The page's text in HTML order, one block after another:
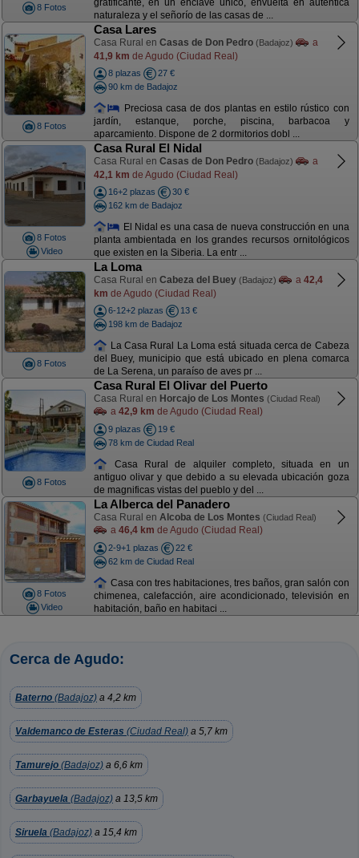
8 Fotos
gratificante, en un enclave único, envuelta en auténtica
naturaleza y el señorío de las casas de ...
8 Fotos
Casa Lares
Casa Rural en Casas de Don Pedro (Badajoz)
a
41,9 km de Agudo (Ciudad Real)
8 plazas
27 €
90 km de Badajoz
Preciosa casa de dos plantas en estilo rústico con
jardín, estanque, porche, piscina, barbacoa y
aparcamiento. Dispone de 2 dormitorios dobl ...
8 Fotos
Video
Casa Rural El Nidal
Casa Rural en Casas de Don Pedro (Badajoz)
a
42,1 km de Agudo (Ciudad Real)
16+2 plazas
30 €
162 km de Badajoz
El Nidal es una casa de nueva construcción en una
planta ambientada en los grandes recursos ornitológicos
que existen en la Siberia. La entr ...
8 Fotos
La Loma
Casa Rural en Cabeza del Buey (Badajoz) a 42,4
km de Agudo (Ciudad Real)
6-12+2 plazas
13 €
198 km de Badajoz
La Casa Rural La Loma está situada cerca de Cabeza
del Buey, municipio que está ubicado en plena comarca
de La Serena, un paraíso de aves pr ...
8 Fotos
Casa Rural El Olivar del Puerto
Casa Rural en Horcajo de Los Montes (Ciudad Real)
a 42,9 km de Agudo (Ciudad Real)
9 plazas
19 €
78 km de Ciudad Real
Casa Rural de alquiler completo, situada en un
antiguo olivar y que debido a su elevada ubicación goza
de magnificas vistas del pueblo y del ...
8 Fotos
Video
La Alberca del Panadero
Casa Rural en Alcoba de Los Montes (Ciudad Real)
a 46,4 km de Agudo (Ciudad Real)
2-9+1 plazas
22 €
62 km de Ciudad Real
Casa con tres habitaciones, tres baños, gran salón con
chimenea, calefacción, aire acondicionado, televisión en
habitación, baño en habitaci ...
Cerca de Agudo:
Baterno (Badajoz) a 4,2 km
Valdemanco de Esteras (Ciudad Real) a 5,7 km
Tamurejo (Badajoz) a 6,6 km
Garbayuela (Badajoz) a 13,5 km
Siruela (Badajoz) a 15,4 km